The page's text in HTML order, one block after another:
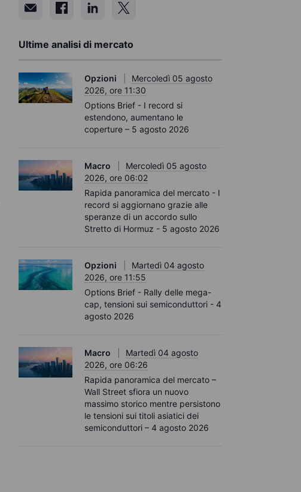
Ultime analisi di mercato
Opzioni
Mercoledì 05 agosto
2026, ore 11:30
Options Brief - I record si
estendono, aumentano le
coperture – 5 agosto 2026
Macro
Mercoledì 05 agosto
2026, ore 06:02
Rapida panoramica del mercato - I
record si aggiornano grazie alle
speranze di un accordo sullo
Stretto di Hormuz - 5 agosto 2026
Opzioni
Martedì 04 agosto
2026, ore 11:55
Options Brief - Rally delle mega-
cap, tensioni sui semiconduttori - 4
agosto 2026
Macro
Martedì 04 agosto
2026, ore 06:26
Rapida panoramica del mercato –
Wall Street sfiora un nuovo
massimo storico mentre persistono
le tensioni sui titoli asiatici dei
semiconduttori – 4 agosto 2026